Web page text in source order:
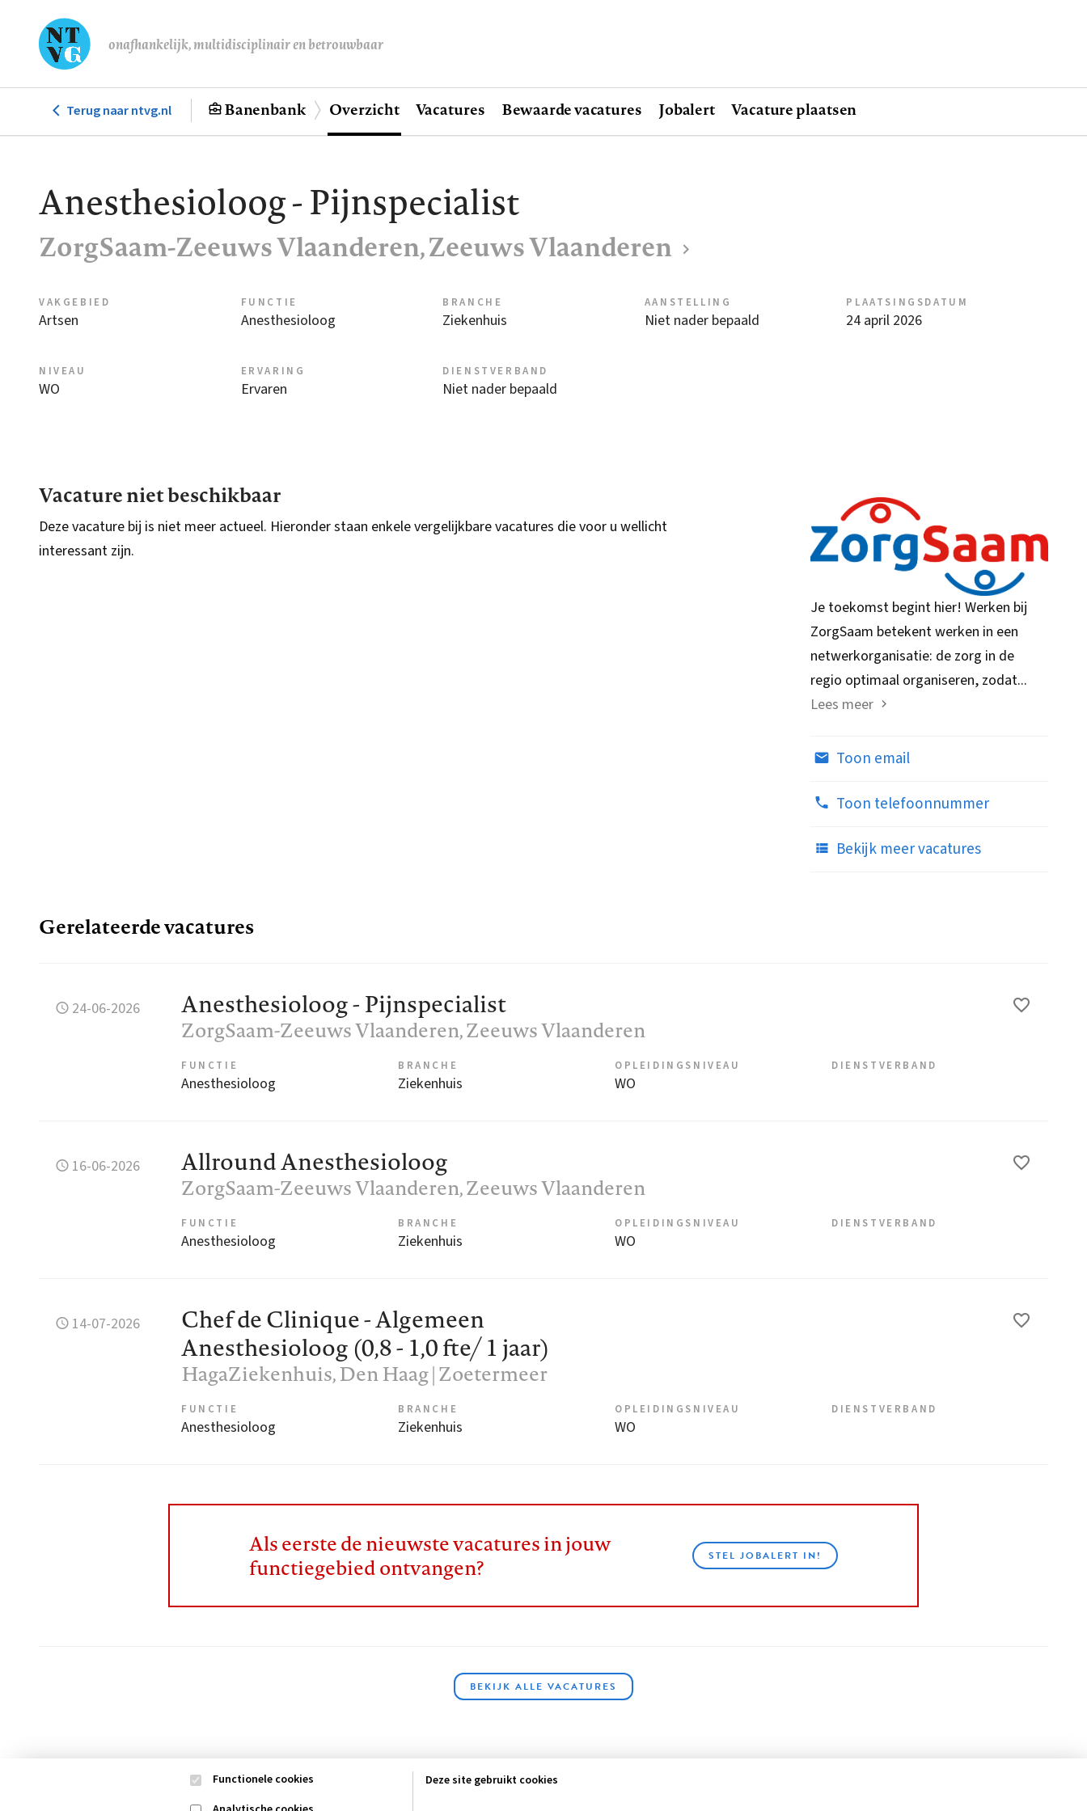
de
onafhankelijk, multidisciplinair en betrouwbaar
Hoofdnavigatie
Terug naar ntvg.nl Banenbank Overzicht Vacatures Bewaarde vacatures Jobalert Vacature plaatsen
Anesthesioloog - Pijnspecialist
ZorgSaam-Zeeuws Vlaanderen, Zeeuws Vlaanderen
VAKGEBIED
Artsen
FUNCTIE
Anesthesioloog
BRANCHE
Ziekenhuis
AANSTELLING
Niet nader bepaald
PLAATSINGSDATUM
24 april 2026
NIVEAU
WO
ERVARING
Ervaren
DIENSTVERBAND
Niet nader bepaald
Vacature niet beschikbaar
Deze vacature bij is niet meer actueel. Hieronder staan enkele vergelijkbare vacatures die voor u wellicht
interessant zijn.
Je toekomst begint hier! Werken bij
ZorgSaam betekent werken in een
netwerkorganisatie: de zorg in de
regio optimaal organiseren, zodat...
Lees meer
Toon email
Toon telefoonnummer
Bekijk meer vacatures
Gerelateerde vacatures
24-06-2026 Anesthesioloog - Pijnspecialist
ZorgSaam-Zeeuws Vlaanderen, Zeeuws Vlaanderen
FUNCTIE
Anesthesioloog
BRANCHE
Ziekenhuis
OPLEIDINGSNIVEAU
WO
DIENSTVERBAND
16-06-2026 Allround Anesthesioloog
ZorgSaam-Zeeuws Vlaanderen, Zeeuws Vlaanderen
FUNCTIE
Anesthesioloog
BRANCHE
Ziekenhuis
OPLEIDINGSNIVEAU
WO
DIENSTVERBAND
14-07-2026
Chef de Clinique - Algemeen
Anesthesioloog (0,8 - 1,0 fte/ 1 jaar)
HagaZiekenhuis, Den Haag | Zoetermeer
FUNCTIE
Anesthesioloog
BRANCHE
Ziekenhuis
OPLEIDINGSNIVEAU
WO
DIENSTVERBAND
Als eerste de nieuwste vacatures in jouw
functiegebied ontvangen?
STEL JOBALERT IN!
BEKIJK ALLE VACATURES
Deze site gebruikt cookies
Functionele cookies